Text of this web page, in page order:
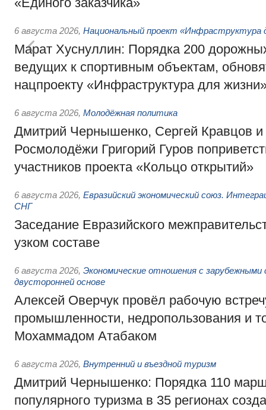
6 августа 2026, Национальный проект «Инфраструктура
Марат Хуснуллин: Порядка 200
ведущих к спортивным объектам,
нацпроекту «Инфраструктура для
6 августа 2026, Молодёжная политика
Дмитрий Чернышенко, Сергей Кравцов и
Росмолодёжи Григорий Гуров
участников проекта «Кольцо открытий»
6 августа 2026, Евразийский экономический союз.
СНГ
Заседание Евразийского
узком составе
6 августа 2026, Экономические отношения с
двусторонней основе
Алексей Оверчук провёл рабочую
промышленности, недропользования и
Мохаммадом Атабаком
6 августа 2026, Внутренний и въездной туризм
Дмитрий Чернышенко: Порядка 110
популярного туризма в 35 регионах